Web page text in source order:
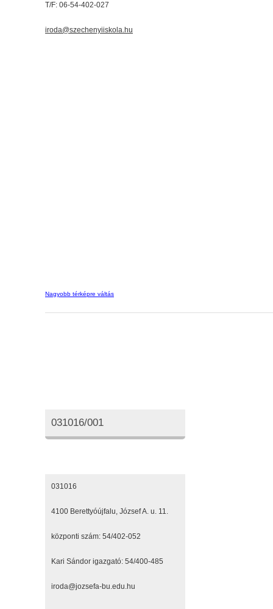
T/F: 06-54-402-027
iroda@szechenyiiskola.hu
Nagyobb térképre váltás
031016/001
031016
4100 Berettyóújfalu, József A. u. 11.
központi szám: 54/402-052
Kari Sándor igazgató: 54/400-485
iroda@jozsefa-bu.edu.hu